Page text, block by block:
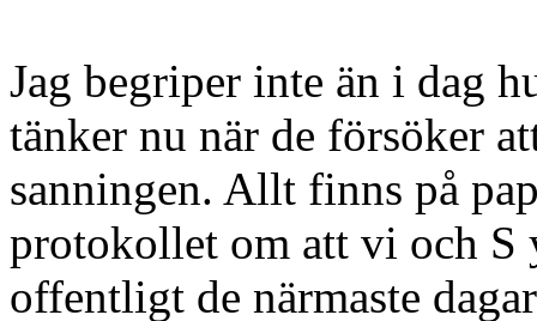
Jag begriper inte än i dag
tänker nu när de försöker
sanningen. Allt finns på
protokollet om att vi och S
offentligt de närmaste